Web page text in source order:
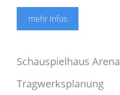
mehr Infos
Schauspielhaus Arena
Tragwerksplanung